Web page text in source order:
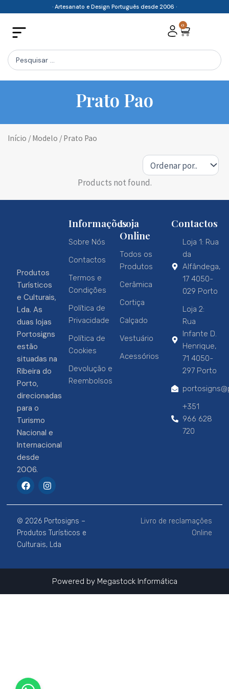
content
· Artesanato e Design Português desde 2006 ·
0
Cart
Search
...
Prato Pao
Início / Modelo / Prato Pao
Products not found.
Produtos
Turísticos
e Culturais,
Lda. As
duas lojas
Portosigns
estão
situadas na
Ribeira do
Porto,
direcionadas
para o
Turismo
Nacional e
Internacional
desde
2006.
F
a
e
b
o
o
k
I
n
t
a
g
r
a
m
Informações
Sobre Nós
Contactos
Termos e
Condições
Política de
Privacidade
Política de
Cookies
Devolução e
Reembolsos
Loja
Online
Todos os
Produtos
Cerâmica
Cortiça
Calçado
Vestuário
Acessórios
Contactos
Loja 1: Rua
da
Alfândega,
17 4050-
029 Porto
Loja 2:
Rua
Infante D.
Henrique,
71 4050-
297 Porto
+351
966 628
720
© 2026 Portosigns –
Produtos Turísticos e
Culturais, Lda
Livro de reclamações
Online
Powered by Megastock Informática